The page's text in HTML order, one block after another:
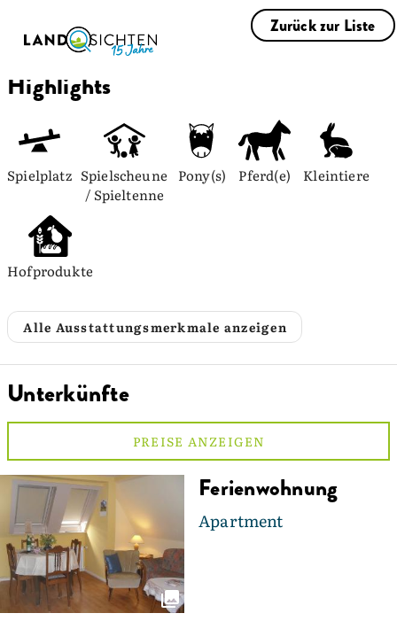
Zurück zur Liste
Highlights
Spielplatz Spielscheune
/ Spieltenne
Pony(s) Pferd(e) Kleintiere
Hofprodukte
Alle Ausstattungsmerkmale anzeigen
Unterkünfte
PREISE ANZEIGEN
Ferienwohnung
Apartment